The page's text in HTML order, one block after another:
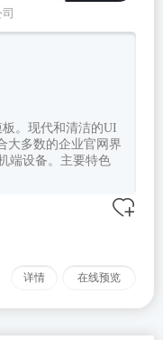
。现代和清洁的UI
大多数的企业官网界
端设备。主要特色
详情 在线预览